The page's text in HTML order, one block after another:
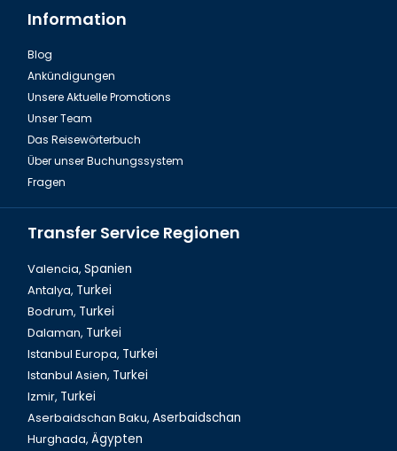
Information
Blog
Ankündigungen
Unsere Aktuelle Promotions
Unser Team
Das Reisewörterbuch
Über unser Buchungssystem
Fragen
Transfer Service Regionen
Valencia, Spanien
Antalya, Turkei
Bodrum, Turkei
Dalaman, Turkei
Istanbul Europa, Turkei
Istanbul Asien, Turkei
Izmir, Turkei
Aserbaidschan Baku, Aserbaidschan
Hurghada, Ägypten